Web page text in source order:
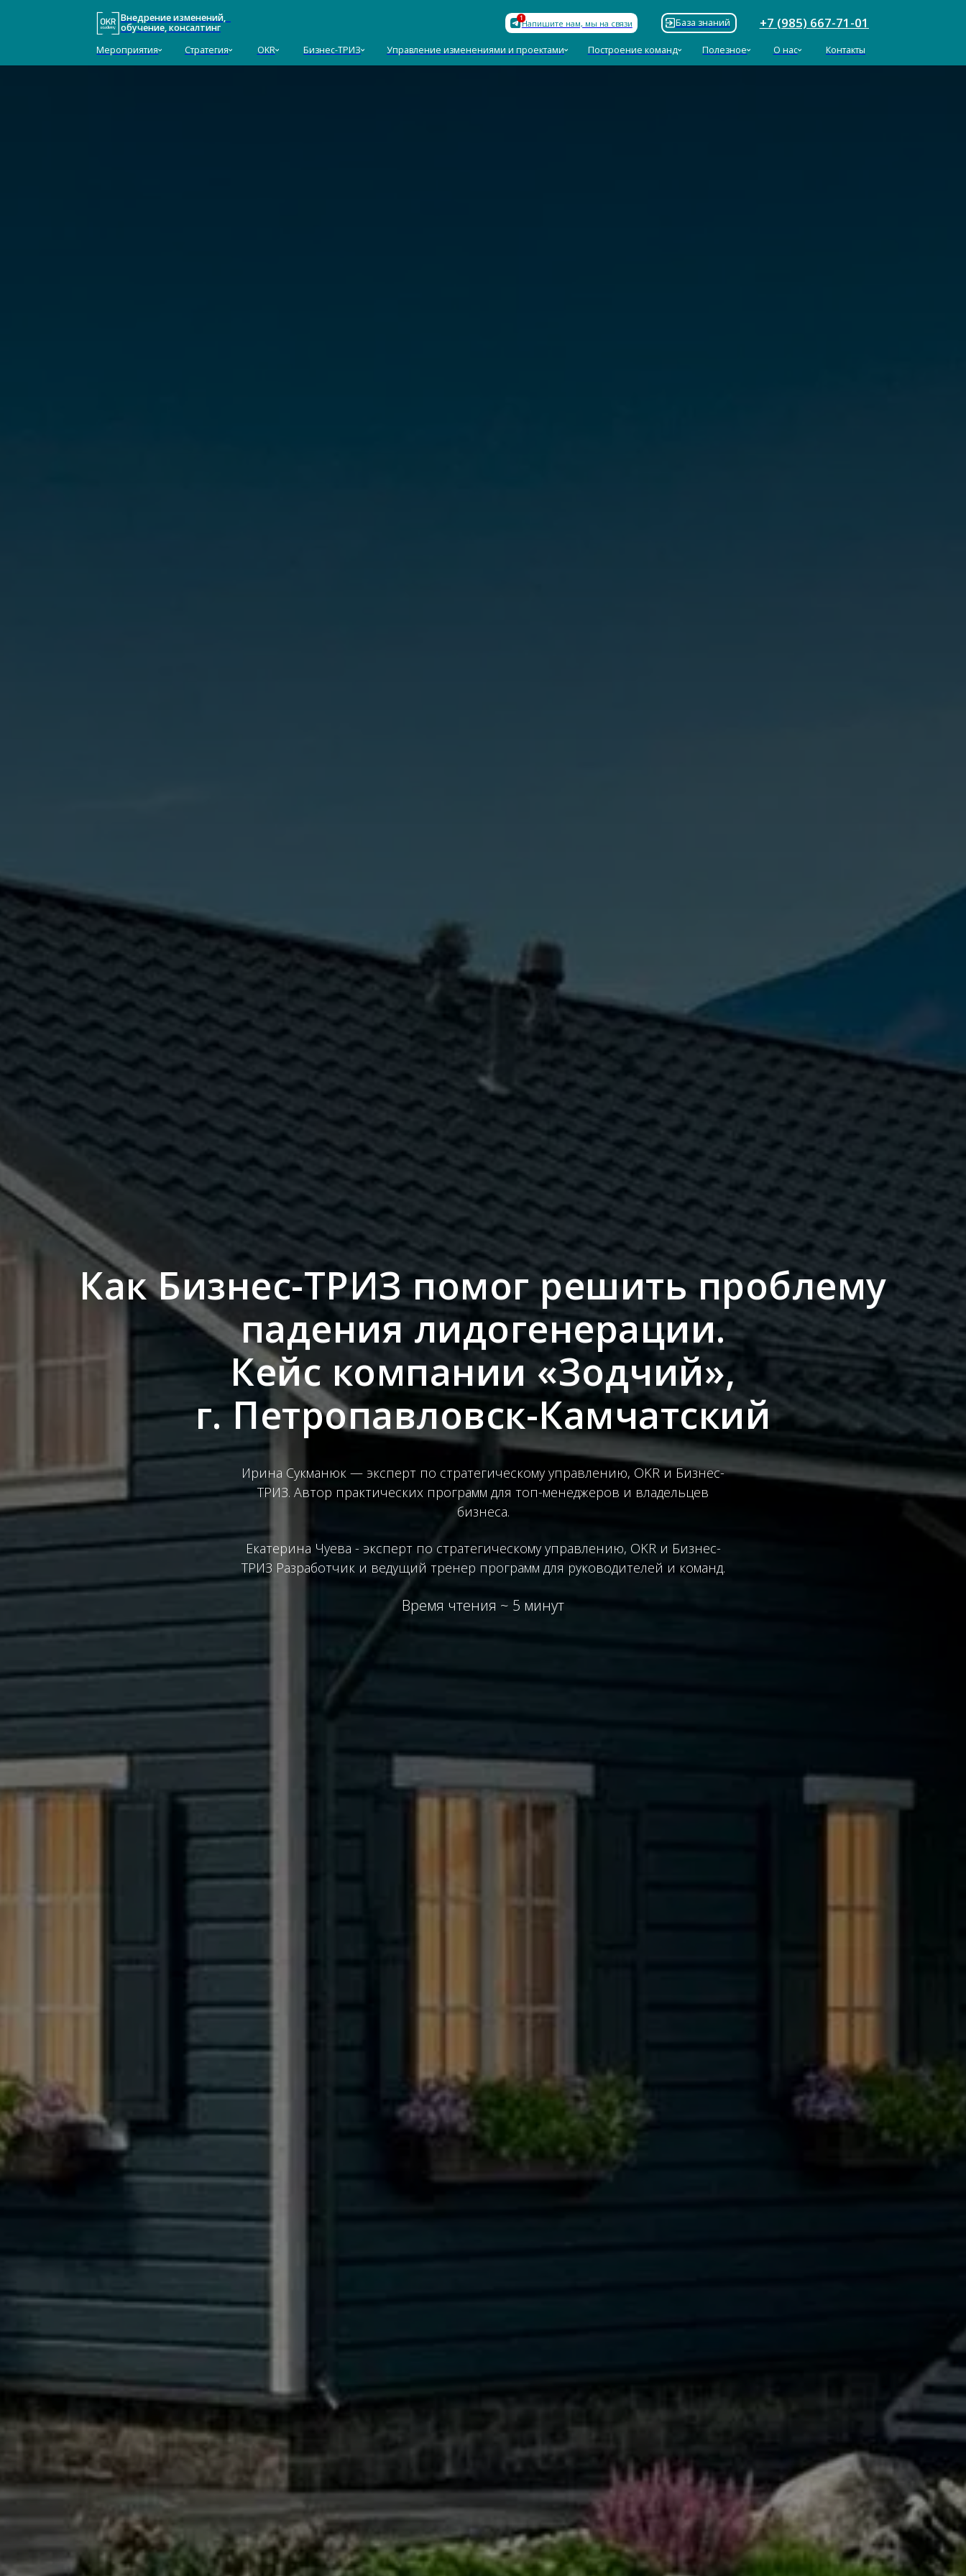
Мероприятия Стратегия Бизнес-ТРИЗ Управление изменениями и проектами Построение команд О нас
+7 (985) 667-71-01
Внедрение изменений,
обучение, консалтинг База знаний
Напишите нам, мы на связи
Как Бизнес-ТРИЗ помог решить проблему
падения лидогенерации.
Кейс компании «Зодчий»,
г. Петропавловск-Камчатский
Ирина Сукманюк — эксперт по стратегическому управлению, OKR иБизнес-
ТРИЗ. Автор практических программ для топ-менеджеров и владельцев
бизнеса.
Екатерина Чуева - эксперт по стратегическому управлению, OKR и Бизнес-
ТРИЗ Разработчик и ведущий тренер программ для руководителей и команд.
Время чтения ~ 5 минут